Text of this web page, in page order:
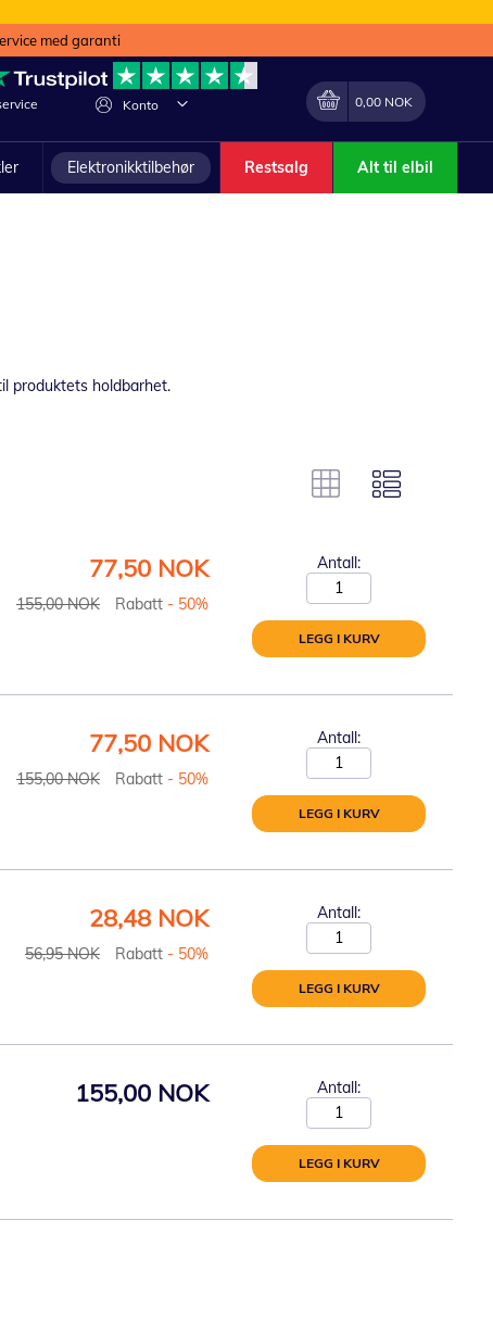
med garanti
Konto Endring
Min handlekurv
0,00 NOK
Elektronikktilbehør Restsalg Alt til elbil
produktets holdbarhet.
155,00 NOK Rabatt - 50%
Spesialpris
77,50 NOK Antall:
LEGG I KURV
155,00 NOK Rabatt - 50%
Spesialpris
77,50 NOK Antall:
LEGG I KURV
56,95 NOK Rabatt - 50%
Spesialpris
28,48 NOK Antall:
LEGG I KURV
155,00 NOK Antall:
LEGG I KURV